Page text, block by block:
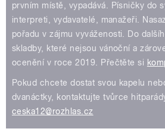
prvním místě, vypadává. Písničky do
interpreti, vydavatelé, manažeři.
pořadu v zájmu vyváženosti. Do
skladby, které nejsou vánoční a
ocenění v roce 2019. Přečtěte si
Pokud chcete dostat svou kapelu
dvanáctky, kontaktujte tvůrce
ceska12@rozhlas.cz